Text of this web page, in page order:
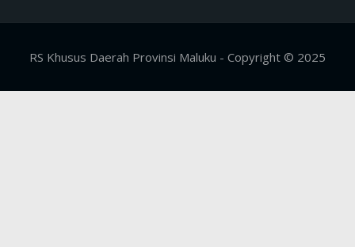
RS Khusus Daerah Provinsi Maluku - Copyright © 2025